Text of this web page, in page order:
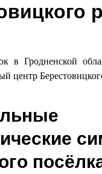
в Гродненской
центр